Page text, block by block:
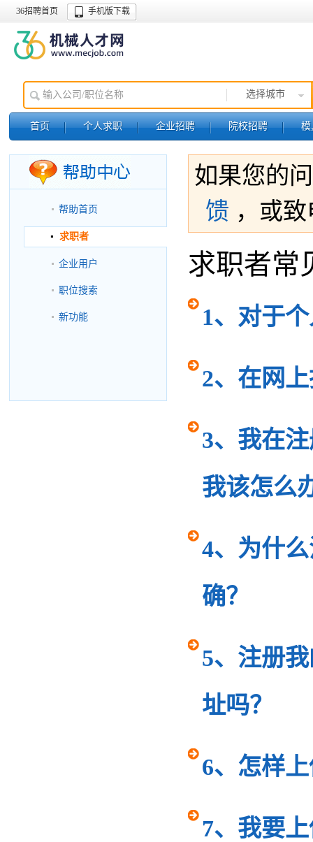
36招聘首页 手机版下载
选择城市
首页 个人求职 企业招聘 院校招聘 模
帮助首页
求职者
企业用户
职位搜索
新功能
如果您的
馈 ，或
求职者常
1、对于
2、在网
3、我在
我该怎么
4、为什
确？
5、注册
址吗？
6、怎样
7、我要